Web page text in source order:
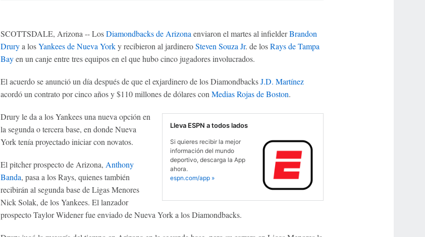
SCOTTSDALE, Arizona -- LosDiamondbacks de Arizona enviaron el martes al infielderBrandon
Drurya losYankees de Nueva Yorky recibieron al jardineroSteven Souza Jr. de losRays de Tampa
Bayen un canje entre tres equipos en el que hubo cinco jugadores involucrados.
El acuerdo se anunció un día después de que el exjardinero de los DiamondbacksJ.D. Martínez
acordó un contrato por cinco años y $110 millones de dólares con Medias Rojas de Boston.
Lleva ESPN a todos lados
Si quieres recibir la mejor
información del mundo
deportivo, descarga la App
ahora.
espn.com/app »
Drury le da a los Yankees una nueva opción en
la segunda o tercera base, en donde Nueva
York tenía proyectado iniciar con novatos.
El pitcher prospecto de Arizona, Anthony
Banda, pasa a los Rays, quienes también
recibirán al segunda base de Ligas Menores
Nick Solak, de los Yankees. El lanzador
prospecto Taylor Widener fue enviado de Nueva York a los Diamondbacks.